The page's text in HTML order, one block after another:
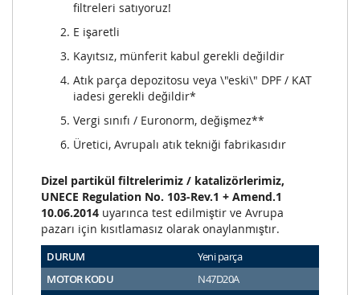
filtreleri satıyoruz!
E işaretli
Kayıtsız, münferit kabul gerekli değildir
Atık parça depozitosu veya \"eski\" DPF / KAT
iadesi gerekli değildir*
Vergi sınıfı / Euronorm, değişmez**
Üretici, Avrupalı atık tekniği fabrikasıdır
Dizel partikül filtrelerimiz / katalizörlerimiz,
UNECE Regulation No. 103-Rev.1 + Amend.1
10.06.2014 uyarınca test edilmiştir ve Avrupa
pazarı için kısıtlamasız olarak onaylanmıştır.
DURUM
Yeni parça
MOTOR KODU
N47D20A